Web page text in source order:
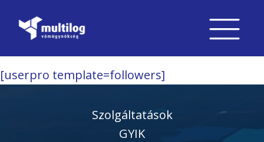
[userpro template=followers]
Szolgáltatások
GYIK